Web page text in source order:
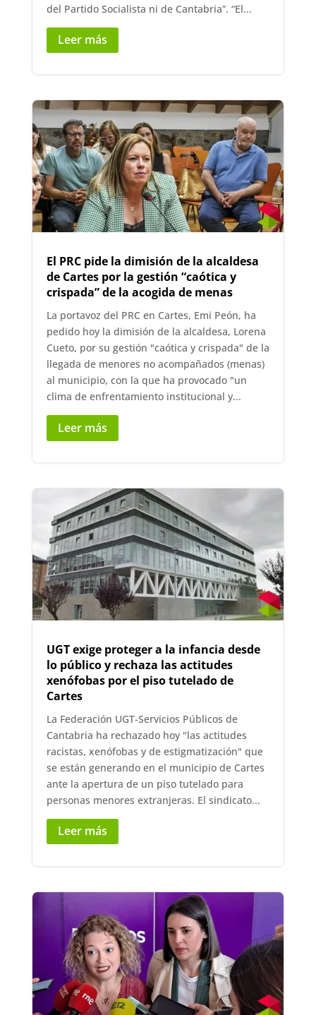
del Partido Socialista ni de Cantabria”. “El...
Leer más
El PRC pide la dimisión de la alcaldesa
de Cartes por la gestión “caótica y
crispada” de la acogida de menas
La portavoz del PRC en Cartes, Emi Peón, ha
pedido hoy la dimisión de la alcaldesa, Lorena
Cueto, por su gestión "caótica y crispada" de la
llegada de menores no acompañados (menas)
al municipio, con la que ha provocado "un
clima de enfrentamiento institucional y...
Leer más
UGT exige proteger a la infancia desde
lo público y rechaza las actitudes
xenófobas por el piso tutelado de
Cartes
La Federación UGT-Servicios Públicos de
Cantabria ha rechazado hoy "las actitudes
racistas, xenófobas y de estigmatización" que
se están generando en el municipio de Cartes
ante la apertura de un piso tutelado para
personas menores extranjeras. El sindicato...
Leer más